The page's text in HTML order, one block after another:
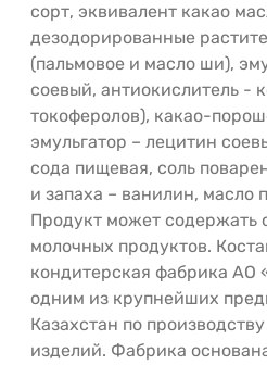
сорт, эквивалент какао
дезодорированные
(пальмовое и масло ши),
соевый, антиокислитель -
токоферолов), какао-
эмульгатор – лецитин
сода пищевая, соль
и запаха – ванилин, масло
Продукт может содержать
молочных продуктов.
кондитерская фабрика АО
одним из крупнейших
Казахстан по
изделий. Фабрика